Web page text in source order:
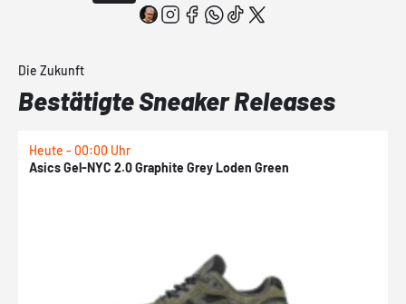
Die Zukunft
Bestätigte Sneaker Releases
Heute - 00:00 Uhr
Asics Gel-NYC 2.0 Graphite Grey Loden Green